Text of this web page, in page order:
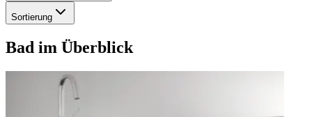
Sortierung
Bad im Überblick